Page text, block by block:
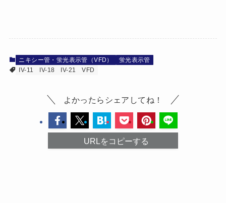
ニキシー管・蛍光表示管（VFD）
蛍光表示管
IV-11
IV-18 IV-21 VFD
よかったらシェアしてね！
URLをコピーする